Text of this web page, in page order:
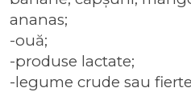
ananas;
-ouă;
-produse lactate;
-legume crude sau